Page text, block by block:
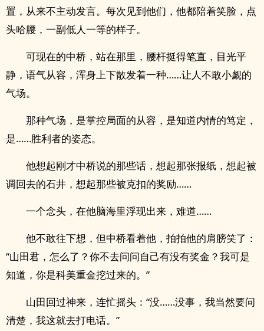
置，从来不主动发言。每次见到他们，他都陪着笑脸，点
头哈腰，一副低人一等的样子。
可现在的中桥，站在那里，腰杆挺得笔直，目光平
静，语气从容，浑身上下散发着一种……让人不敢小觑的
气场。
那种气场，是掌控局面的从容，是知道内情的笃定，
是……胜利者的姿态。
他想起刚才中桥说的那些话，想起那张报纸，想起被
调回去的石井，想起那些被克扣的奖励……
一个念头，在他脑海里浮现出来，难道……
他不敢往下想，但中桥看着他，拍拍他的肩膀笑了：
“山田君，怎么了？你不去问问自己有没有奖金？我可是
知道，你是科美重金挖过来的。”
山田回过神来，连忙摇头：“没……没事，我当然要问
清楚，我这就去打电话。”